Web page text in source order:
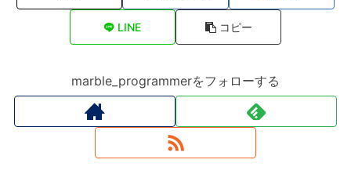
LINE コピー
marble_programmerをフォローする